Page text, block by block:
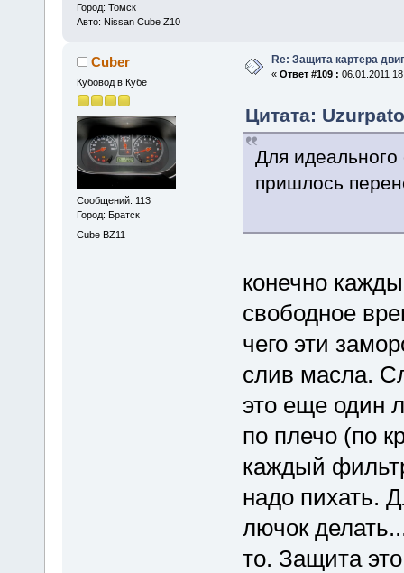
Город: Томск
Авто: Nissan Cube Z10
Cuber
Кубовод в Кубе
Сообщений: 113
Город: Братск
Cube BZ11
Re: Защита картера
« Ответ #109 : 06.01.2011
Цитата:
Для идеального
пришлось
конечно
свободное
чего эти
слив масла.
это еще один
по плечо (по
каждый
надо пихать.
лючок
то. Защита